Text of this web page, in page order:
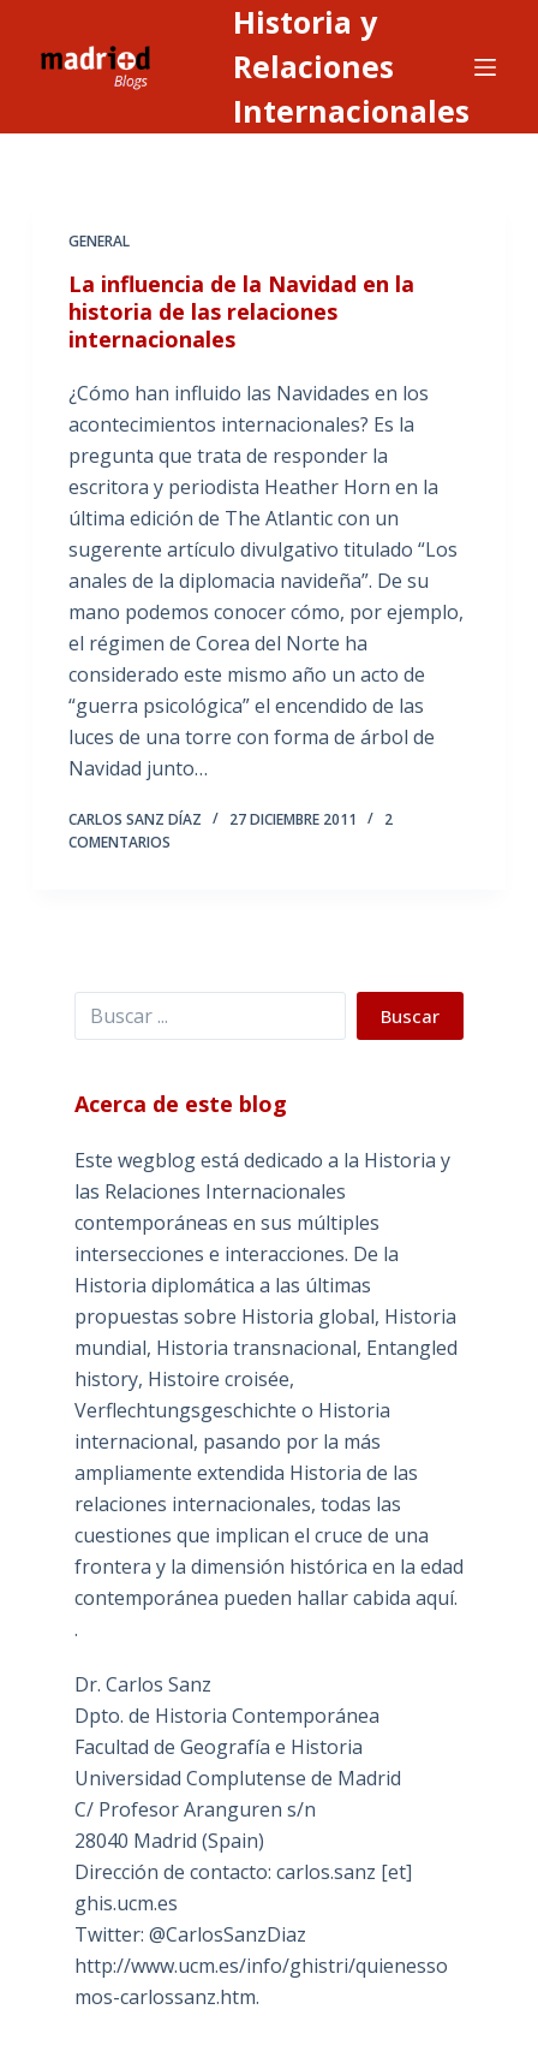
Historia y
Relaciones
Internacionales
GENERAL
La influencia de la Navidad en la
historia de las relaciones
internacionales
¿Cómo han influido las Navidades en los
acontecimientos internacionales? Es la
pregunta que trata de responder la
escritora y periodista Heather Horn en la
última edición de The Atlantic con un
sugerente artículo divulgativo titulado “Los
anales de la diplomacia navideña”. De su
mano podemos conocer cómo, por ejemplo,
el régimen de Corea del Norte ha
considerado este mismo año un acto de
“guerra psicológica” el encendido de las
luces de una torre con forma de árbol de
Navidad junto…
CARLOS SANZ DÍAZ 27 DICIEMBRE 2011
2
COMENTARIOS
Buscar Buscar
Acerca de este blog
Este wegblog está dedicado a la Historia y
las Relaciones Internacionales
contemporáneas en sus múltiples
intersecciones e interacciones. De la
Historia diplomática a las últimas
propuestas sobre Historia global, Historia
mundial, Historia transnacional, Entangled
history, Histoire croisée,
Verflechtungsgeschichte o Historia
internacional, pasando por la más
ampliamente extendida Historia de las
relaciones internacionales, todas las
cuestiones que implican el cruce de una
frontera y la dimensión histórica en la edad
contemporánea pueden hallar cabida aquí.
.
Dr. Carlos Sanz
Dpto. de Historia Contemporánea
Facultad de Geografía e Historia
Universidad Complutense de Madrid
C/ Profesor Aranguren s/n
28040 Madrid (Spain)
Dirección de contacto: carlos.sanz [et]
ghis.ucm.es
Twitter: @CarlosSanzDiaz
http://www.ucm.es/info/ghistri/quienesso
mos-carlossanz.htm.